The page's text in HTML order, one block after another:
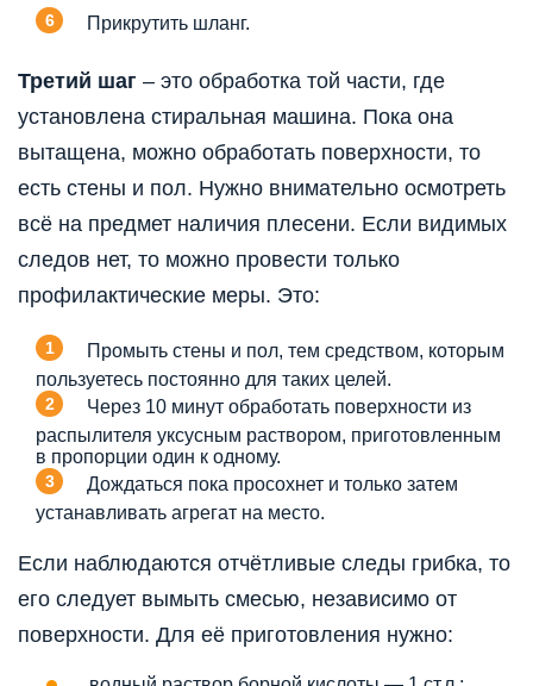
Прикрутить шланг.
Третий шаг – это обработка той части, где
установлена стиральная машина. Пока она
вытащена, можно обработать поверхности, то
есть стены и пол. Нужно внимательно осмотреть
всё на предмет наличия плесени. Если видимых
следов нет, то можно провести только
профилактические меры. Это:
Промыть стены и пол, тем средством, которым
пользуетесь постоянно для таких целей.
Через 10 минут обработать поверхности из
распылителя уксусным раствором, приготовленным
в пропорции один к одному.
Дождаться пока просохнет и только затем
устанавливать агрегат на место.
Если наблюдаются отчётливые следы грибка, то
его следует вымыть смесью, независимо от
поверхности. Для её приготовления нужно: